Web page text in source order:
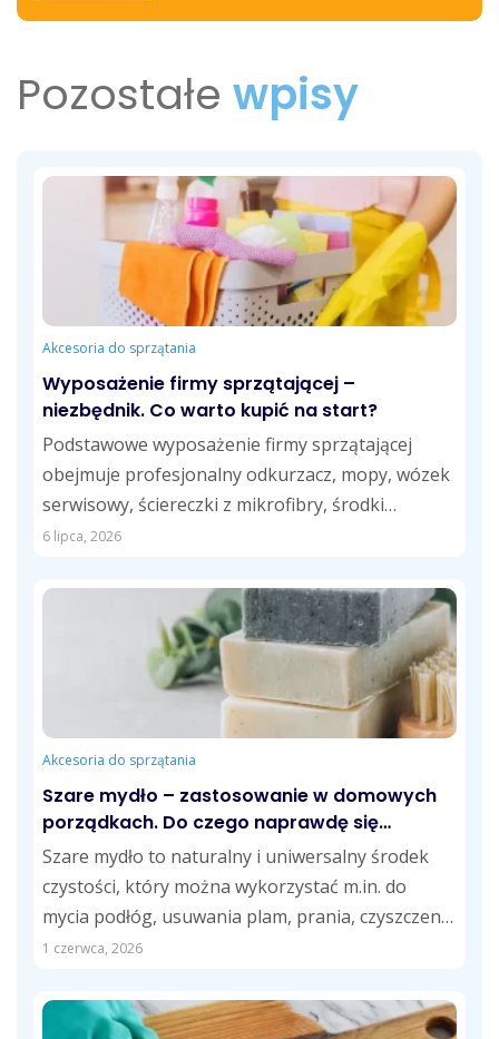
Pozostałe wpisy
Akcesoria do sprzątania
Wyposażenie firmy sprzątającej –
niezbędnik. Co warto kupić na start?
Podstawowe wyposażenie firmy sprzątającej
obejmuje profesjonalny odkurzacz, mopy, wózek
serwisowy, ściereczki z mikrofibry, środki
czystości dostosowane do różnych powierzchni
6 lipca, 2026
Akcesoria do sprzątania
Szare mydło – zastosowanie w domowych
porządkach. Do czego naprawdę się
przydaje?
Szare mydło to naturalny i uniwersalny środek
czystości, który można wykorzystać m.in. do
mycia podłóg, usuwania plam, prania, czyszczenia
kuchni...
1 czerwca, 2026